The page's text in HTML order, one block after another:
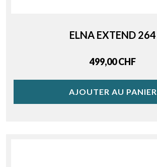
ELNA EXTEND 264
Price
499,00 CHF
AJOUTER AU PANIER